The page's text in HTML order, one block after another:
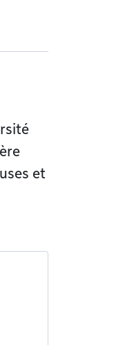
et